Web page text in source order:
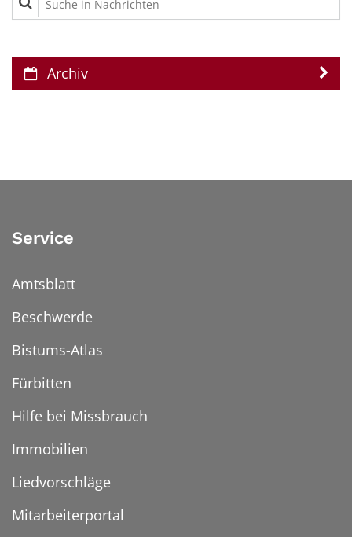
Archiv
Service
Amtsblatt
Beschwerde
Bistums-Atlas
Fürbitten
Hilfe bei Missbrauch
Immobilien
Liedvorschläge
Mitarbeiterportal